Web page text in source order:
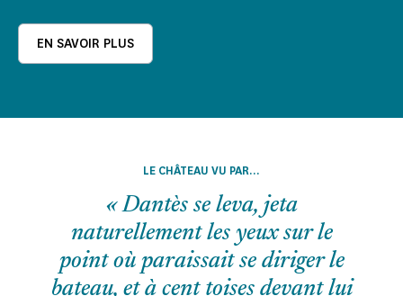
EN SAVOIR PLUS
LE CHÂTEAU VU PAR...
« Dantès se leva, jeta
naturellement les yeux sur le
point où paraissait se diriger le
bateau, et à cent toises devant lui